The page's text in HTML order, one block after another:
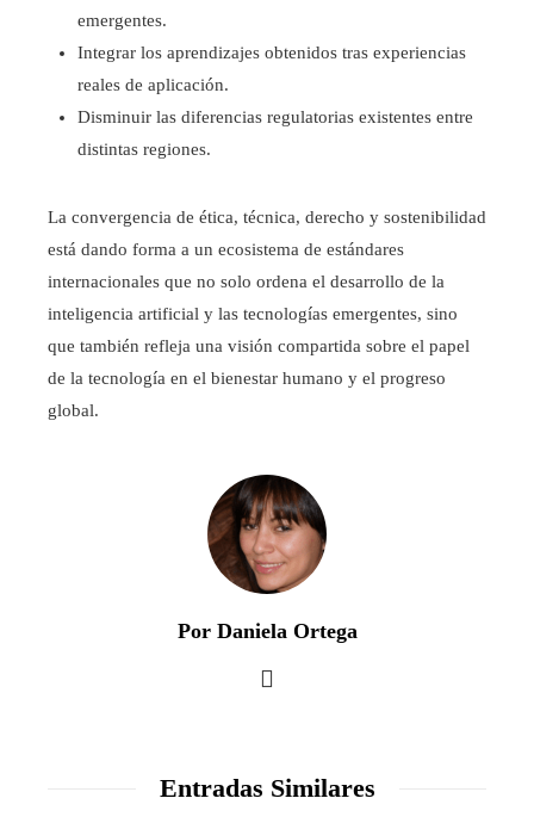
emergentes.
Integrar los aprendizajes obtenidos tras experiencias
reales de aplicación.
Disminuir las diferencias regulatorias existentes entre
distintas regiones.
La convergencia de ética, técnica, derecho y sostenibilidad
está dando forma a un ecosistema de estándares
internacionales que no solo ordena el desarrollo de la
inteligencia artificial y las tecnologías emergentes, sino
que también refleja una visión compartida sobre el papel
de la tecnología en el bienestar humano y el progreso
global.
Por Daniela Ortega
Entradas Similares